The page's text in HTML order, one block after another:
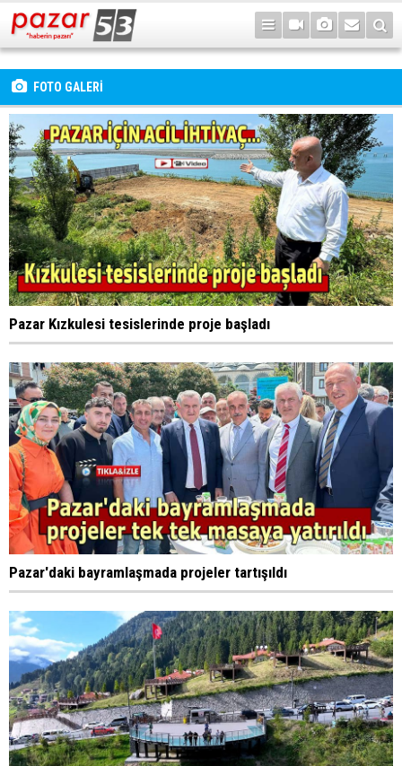
FOTO GALERİ
Pazar Kızkulesi tesislerinde proje başladı
Pazar'daki bayramlaşmada projeler tartışıldı